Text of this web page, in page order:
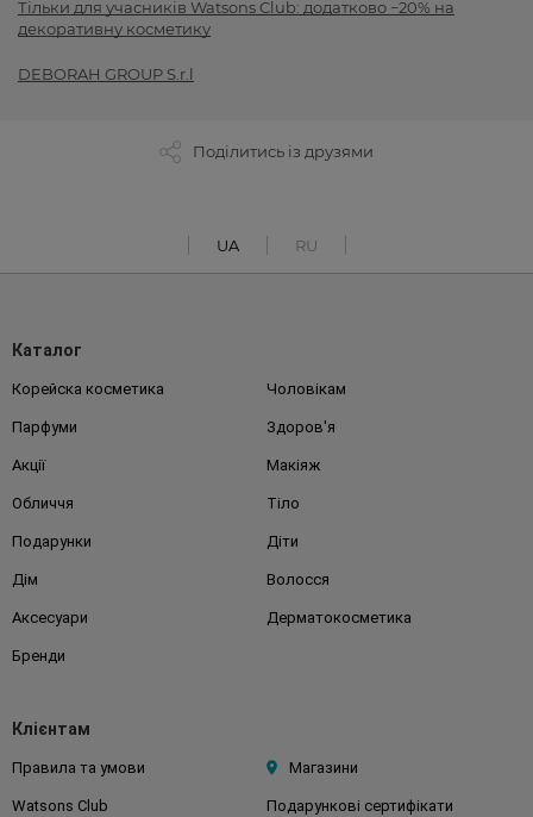
Тільки для учасників Watsons Club: додатково −20% на
декоративну косметику
DEBORAH GROUP S.r.l
Поділитись із друзями
UA RU
Каталог
Корейска косметика Чоловікам
Парфуми Здоров'я
Акції Макіяж
Обличчя Тіло
Подарунки Діти
Дім Волосся
Аксесуари Дерматокосметика
Бренди
Клієнтам
Правила та умови Магазини
Watsons Club Подарункові сертифікати